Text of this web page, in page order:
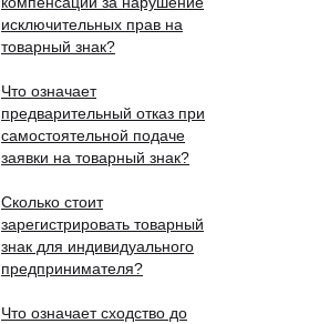
исключительных прав на
товарный знак?
Что означает
предварительный отказ при
самостоятельной подаче
заявки на товарный знак?
Сколько стоит
зарегистрировать товарный
знак для индивидуального
предпринимателя?
Что означает сходство до